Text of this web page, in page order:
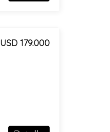
USD 179.000